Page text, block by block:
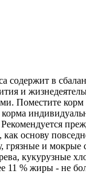
в
и
Поместите
основу
грязные и
кукурузные
% жиры - не